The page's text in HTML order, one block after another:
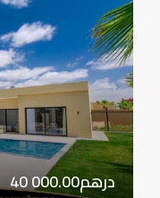
40 000.00درهم